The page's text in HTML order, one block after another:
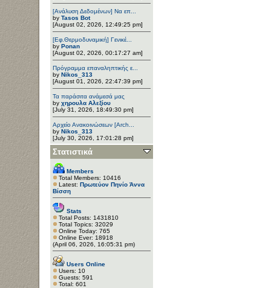
[Ανάλυση Δεδομένων] Να επ...
by Tasos Bot
[August 02, 2026, 12:49:25 pm]
[Εφ.Θερμοδυναμική] Γενικέ...
by Ponan
[August 02, 2026, 00:17:27 am]
Πρόγραμμα επαναληπτικής ε...
by Nikos_313
[August 01, 2026, 22:47:39 pm]
Τα παράσιτα ανάμεσά μας
by χηρουλα Αλεξίου
[July 31, 2026, 18:49:30 pm]
Αρχείο Ανακοινώσεων [Arch...
by Nikos_313
[July 30, 2026, 17:01:28 pm]
Στατιστικά
Members
Total Members: 10416
Latest: Πρωτεύον Πηνίο Άννα
Βίσση
Stats
Total Posts: 1431810
Total Topics: 32029
Online Today: 765
Online Ever: 18918
(April 06, 2026, 16:05:31 pm)
Users Online
Users: 10
Guests: 591
Total: 601